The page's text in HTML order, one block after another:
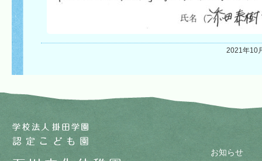
2021年10
お知らせ